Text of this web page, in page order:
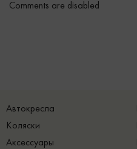
Comments are disabled
Автокресла
Коляски
Аксессуары